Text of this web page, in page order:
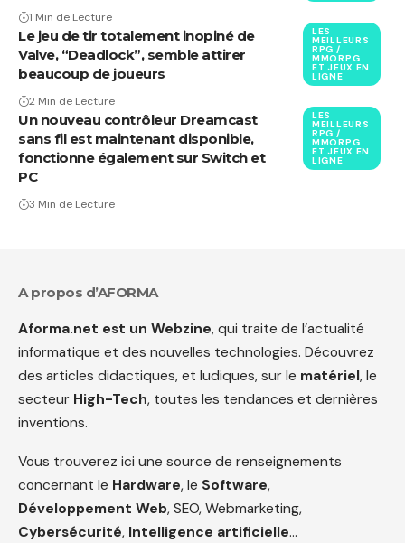
1 Min de Lecture
LES
MEILLEURS
RPG /
MMORPG
ET JEUX EN
LIGNE
Le jeu de tir totalement inopiné de
Valve, “Deadlock”, semble attirer
beaucoup de joueurs
2 Min de Lecture
LES
MEILLEURS
RPG /
MMORPG
ET JEUX EN
LIGNE
Un nouveau contrôleur Dreamcast
sans fil est maintenant disponible,
fonctionne également sur Switch et
PC
3 Min de Lecture
A propos d’AFORMA
Aforma.net est un Webzine, qui traite de l’actualité
informatique et des nouvelles technologies. Découvrez
des articles didactiques, et ludiques, sur le matériel, le
secteur High-Tech, toutes les tendances et dernières
inventions.
Vous trouverez ici une source de renseignements
concernant le Hardware, le Software,
Développement Web, SEO, Webmarketing,
Cybersécurité, Intelligence artificielle…